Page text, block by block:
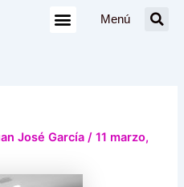
Menú
José García/11 marzo,